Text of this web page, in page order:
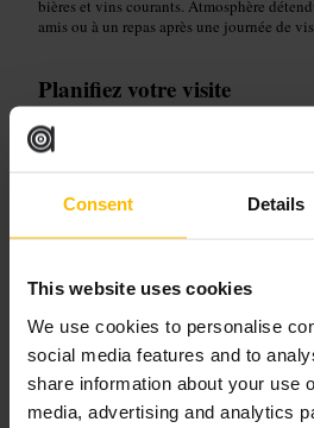
Consent Details
This website uses cookies
We use cookies to personalise
social media features and to
share information about your use
media, advertising and analytics
bières et vins courants. Atmosphère
amis ou à un repas après une journée de
Planifiez votre visite
Réservez pour les soirées et le dimanche
place.
https://thestablehand.co.uk/
The Bridge House
€€• Restauration et boissons•Restaurant•
•Bar•Pub